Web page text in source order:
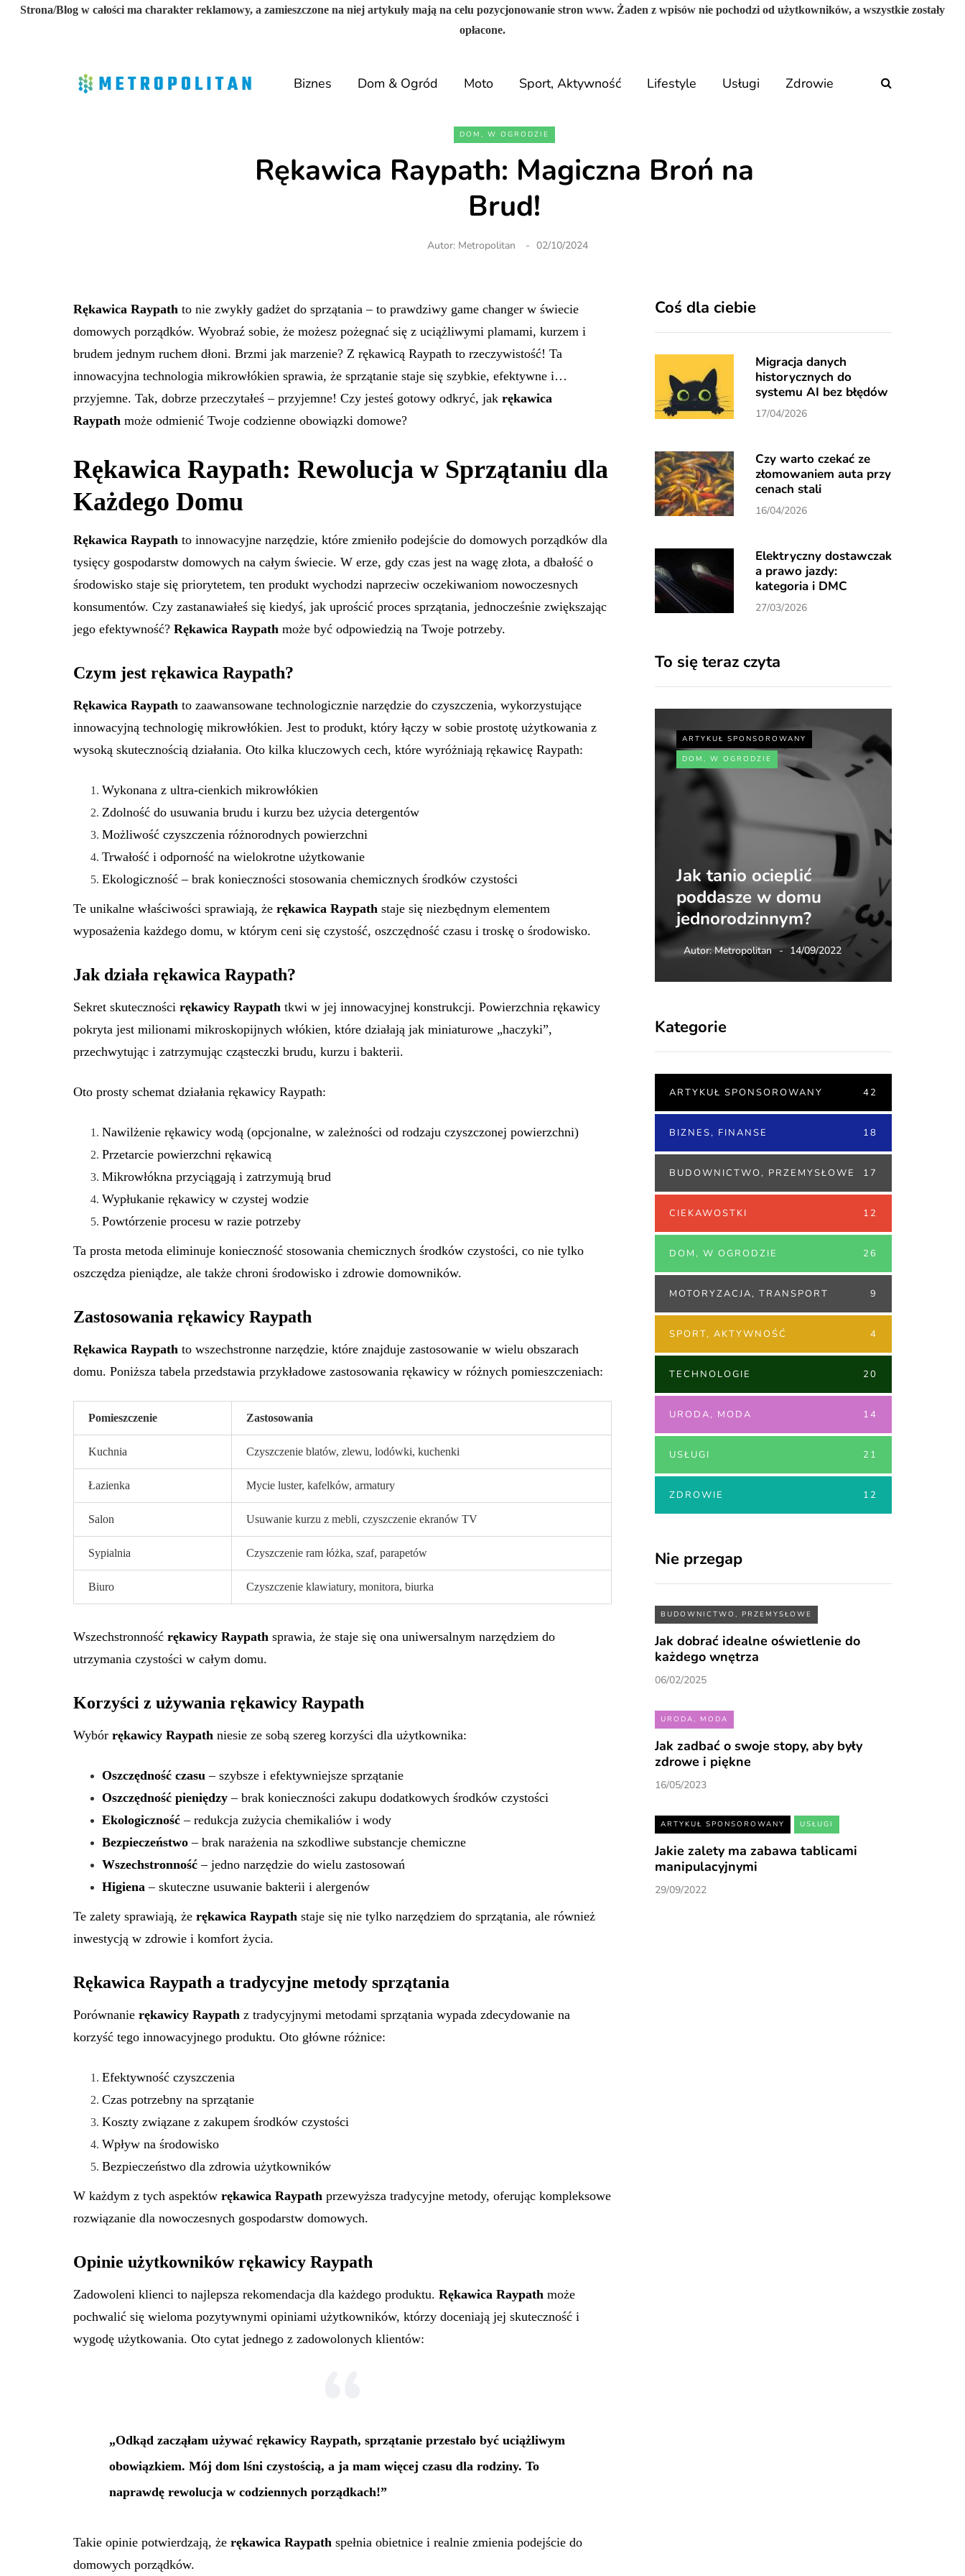
Strona/Blog w całości ma charakter reklamowy, a zamieszczone na niej artykuły mają na celu pozycjonowanie stron www. Żaden z wpisów nie pochodzi od użytkowników, a wszystkie zostały
opłacone.
Biznes Dom & Ogród Moto Sport, Aktywność Lifestyle Usługi Zdrowie
DOM, W OGRODZIE
Rękawica Raypath: Magiczna Broń na
Brud!
Autor: Metropolitan 02/10/2024
Rękawica Raypath to nie zwykły gadżet do sprzątania – to prawdziwy game changer w świecie
domowych porządków. Wyobraź sobie, że możesz pożegnać się z uciążliwymi plamami, kurzem i
brudem jednym ruchem dłoni. Brzmi jak marzenie? Z rękawicą Raypath to rzeczywistość! Ta
innowacyjna technologia mikrowłókien sprawia, że sprzątanie staje się szybkie, efektywne i…
przyjemne. Tak, dobrze przeczytałeś – przyjemne! Czy jesteś gotowy odkryć, jak rękawica
Raypath może odmienić Twoje codzienne obowiązki domowe?
Rękawica Raypath: Rewolucja w Sprzątaniu dla
Każdego Domu
Rękawica Raypath to innowacyjne narzędzie, które zmieniło podejście do domowych porządków dla
tysięcy gospodarstw domowych na całym świecie. W erze, gdy czas jest na wagę złota, a dbałość o
środowisko staje się priorytetem, ten produkt wychodzi naprzeciw oczekiwaniom nowoczesnych
konsumentów. Czy zastanawiałeś się kiedyś, jak uprościć proces sprzątania, jednocześnie zwiększając
jego efektywność? Rękawica Raypath może być odpowiedzią na Twoje potrzeby.
Czym jest rękawica Raypath?
Rękawica Raypath to zaawansowane technologicznie narzędzie do czyszczenia, wykorzystujące
innowacyjną technologię mikrowłókien. Jest to produkt, który łączy w sobie prostotę użytkowania z
wysoką skutecznością działania. Oto kilka kluczowych cech, które wyróżniają rękawicę Raypath:
Wykonana z ultra-cienkich mikrowłókien
Zdolność do usuwania brudu i kurzu bez użycia detergentów
Możliwość czyszczenia różnorodnych powierzchni
Trwałość i odporność na wielokrotne użytkowanie
Ekologiczność – brak konieczności stosowania chemicznych środków czystości
Te unikalne właściwości sprawiają, że rękawica Raypath staje się niezbędnym elementem
wyposażenia każdego domu, w którym ceni się czystość, oszczędność czasu i troskę o środowisko.
Jak działa rękawica Raypath?
Sekret skuteczności rękawicy Raypath tkwi w jej innowacyjnej konstrukcji. Powierzchnia rękawicy
pokryta jest milionami mikroskopijnych włókien, które działają jak miniaturowe „haczyki”,
przechwytując i zatrzymując cząsteczki brudu, kurzu i bakterii.
Oto prosty schemat działania rękawicy Raypath:
Nawilżenie rękawicy wodą (opcjonalne, w zależności od rodzaju czyszczonej powierzchni)
Przetarcie powierzchni rękawicą
Mikrowłókna przyciągają i zatrzymują brud
Wypłukanie rękawicy w czystej wodzie
Powtórzenie procesu w razie potrzeby
Ta prosta metoda eliminuje konieczność stosowania chemicznych środków czystości, co nie tylko
oszczędza pieniądze, ale także chroni środowisko i zdrowie domowników.
Zastosowania rękawicy Raypath
Rękawica Raypath to wszechstronne narzędzie, które znajduje zastosowanie w wielu obszarach
domu. Poniższa tabela przedstawia przykładowe zastosowania rękawicy w różnych pomieszczeniach:
Pomieszczenie Zastosowania
Kuchnia Czyszczenie blatów, zlewu, lodówki, kuchenki
Łazienka Mycie luster, kafelków, armatury
Salon Usuwanie kurzu z mebli, czyszczenie ekranów TV
Sypialnia Czyszczenie ram łóżka, szaf, parapetów
Biuro Czyszczenie klawiatury, monitora, biurka
Wszechstronność rękawicy Raypath sprawia, że staje się ona uniwersalnym narzędziem do
utrzymania czystości w całym domu.
Korzyści z używania rękawicy Raypath
Wybór rękawicy Raypath niesie ze sobą szereg korzyści dla użytkownika:
Oszczędność czasu – szybsze i efektywniejsze sprzątanie
Oszczędność pieniędzy – brak konieczności zakupu dodatkowych środków czystości
Ekologiczność – redukcja zużycia chemikaliów i wody
Bezpieczeństwo – brak narażenia na szkodliwe substancje chemiczne
Wszechstronność – jedno narzędzie do wielu zastosowań
Higiena – skuteczne usuwanie bakterii i alergenów
Te zalety sprawiają, że rękawica Raypath staje się nie tylko narzędziem do sprzątania, ale również
inwestycją w zdrowie i komfort życia.
Rękawica Raypath a tradycyjne metody sprzątania
Porównanie rękawicy Raypath z tradycyjnymi metodami sprzątania wypada zdecydowanie na
korzyść tego innowacyjnego produktu. Oto główne różnice:
Efektywność czyszczenia
Czas potrzebny na sprzątanie
Koszty związane z zakupem środków czystości
Wpływ na środowisko
Bezpieczeństwo dla zdrowia użytkowników
W każdym z tych aspektów rękawica Raypath przewyższa tradycyjne metody, oferując kompleksowe
rozwiązanie dla nowoczesnych gospodarstw domowych.
Opinie użytkowników rękawicy Raypath
Zadowoleni klienci to najlepsza rekomendacja dla każdego produktu. Rękawica Raypath może
pochwalić się wieloma pozytywnymi opiniami użytkowników, którzy doceniają jej skuteczność i
wygodę użytkowania. Oto cytat jednego z zadowolonych klientów:
„Odkąd zacząłam używać rękawicy Raypath, sprzątanie przestało być uciążliwym
obowiązkiem. Mój dom lśni czystością, a ja mam więcej czasu dla rodziny. To
naprawdę rewolucja w codziennych porządkach!”
Takie opinie potwierdzają, że rękawica Raypath spełnia obietnice i realnie zmienia podejście do
domowych porządków.
Coś dla ciebie
Migracja danych
historycznych do
systemu AI bez błędów
17/04/2026
Czy warto czekać ze
złomowaniem auta przy
cenach stali
16/04/2026
Elektryczny dostawczak
a prawo jazdy:
kategoria i DMC
27/03/2026
To się teraz czyta
Naturalne sposoby na
swoich piersi
Porady dotyczące
dla seniorów
ARTYKUŁ SPONSOROWANY
DOM, W OGRODZIE
Jak tanio ocieplić
poddasze w domu
jednorodzinnym?
Autor: Metropolitan 14/09/2022
Kategorie
ARTYKUŁ SPONSOROWANY 42
BIZNES, FINANSE 18
BUDOWNICTWO, PRZEMYSŁOWE 17
CIEKAWOSTKI 12
DOM, W OGRODZIE 26
MOTORYZACJA, TRANSPORT 9
SPORT, AKTYWNOŚĆ 4
TECHNOLOGIE 20
URODA, MODA 14
USŁUGI 21
ZDROWIE 12
Nie przegap
BUDOWNICTWO, PRZEMYSŁOWE
Jak dobrać idealne oświetlenie do
każdego wnętrza
06/02/2025
URODA, MODA
Jak zadbać o swoje stopy, aby były
zdrowe i piękne
16/05/2023
ARTYKUŁ SPONSOROWANY USŁUGI
Jakie zalety ma zabawa tablicami
manipulacyjnymi
29/09/2022